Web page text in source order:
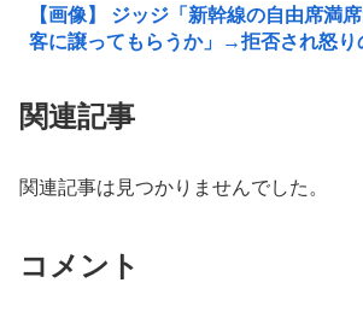
【画像】 ジッジ「新幹線の自由席満
客に譲ってもらうか」→拒否され怒り
関連記事
関連記事は見つかりませんでした。
コメント